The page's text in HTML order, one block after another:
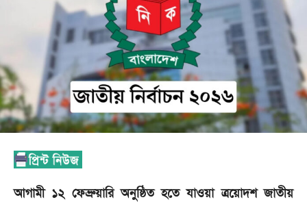
আগামী ১২ ফেব্রুয়ারি অনুষ্ঠিত হতে যাওয়া ত্রয়োদশ জাতীয়